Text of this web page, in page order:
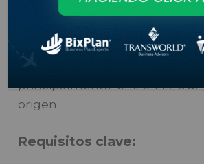
¿Qué es?
Es una visa destinada a
desean ingresar a EE. UU.
comercio internacional
principalmente entre EE.
origen.
Requisitos clave: